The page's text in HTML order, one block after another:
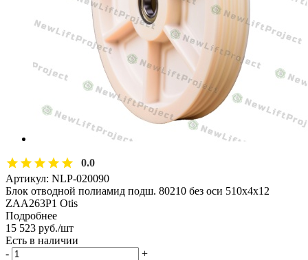
0.0
Артикул: NLP-020090
Блок отводной полиамид подш. 80210 без оси 510х4х12
ZAA263P1 Otis
Подробнее
15 523 руб./шт
Есть в наличии
-
+